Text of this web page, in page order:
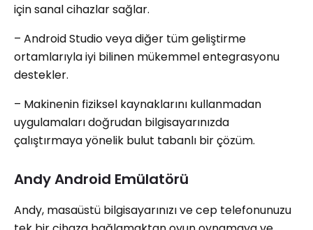
için sanal cihazlar sağlar.
– Android Studio veya diğer tüm geliştirme
ortamlarıyla iyi bilinen mükemmel entegrasyonu
destekler.
– Makinenin fiziksel kaynaklarını kullanmadan
uygulamaları doğrudan bilgisayarınızda
çalıştırmaya yönelik bulut tabanlı bir çözüm.
Andy Android Emülatörü
Andy, masaüstü bilgisayarınızı ve cep telefonunuzu